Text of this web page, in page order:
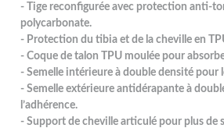
- Tige reconfigurée avec protection anti-
polycarbonate.
- Protection du tibia et de la cheville en
- Coque de talon TPU moulée pour
- Semelle intérieure à double densité pour
- Semelle extérieure antidérapante à
l’adhérence.
- Support de cheville articulé pour plus de